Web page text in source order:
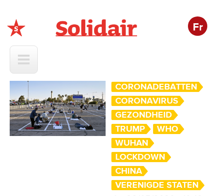
Fr
CORONADEBATTEN
CORONAVIRUS
GEZONDHEID
TRUMP
WHO
WUHAN
LOCKDOWN
CHINA
VERENIGDE STATEN